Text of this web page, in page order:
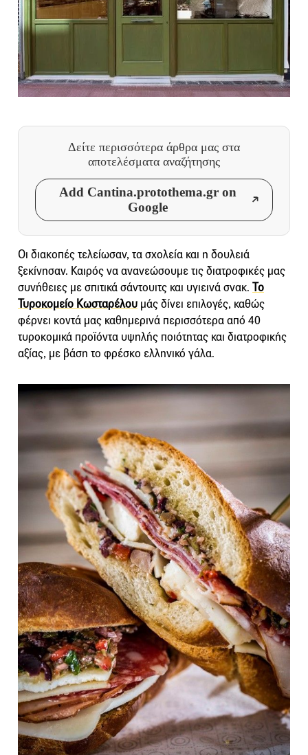
Δείτε περισσότερα άρθρα μας στα
αποτελέσματα αναζήτησης
Add Cantina.protothema.gr on
Google
Οι διακοπές τελείωσαν, τα σχολεία και η δουλειά
ξεκίνησαν. Καιρός να ανανεώσουμε τις διατροφικές μας
συνήθειες με σπιτικά σάντουιτς και υγιεινά σνακ. Το
Τυροκομείο Κωσταρέλου μάς δίνει επιλογές, καθώς
φέρνει κοντά μας καθημερινά περισσότερα από 40
τυροκομικά προϊόντα υψηλής ποιότητας και διατροφικής
αξίας, με βάση το φρέσκο ελληνικό γάλα.